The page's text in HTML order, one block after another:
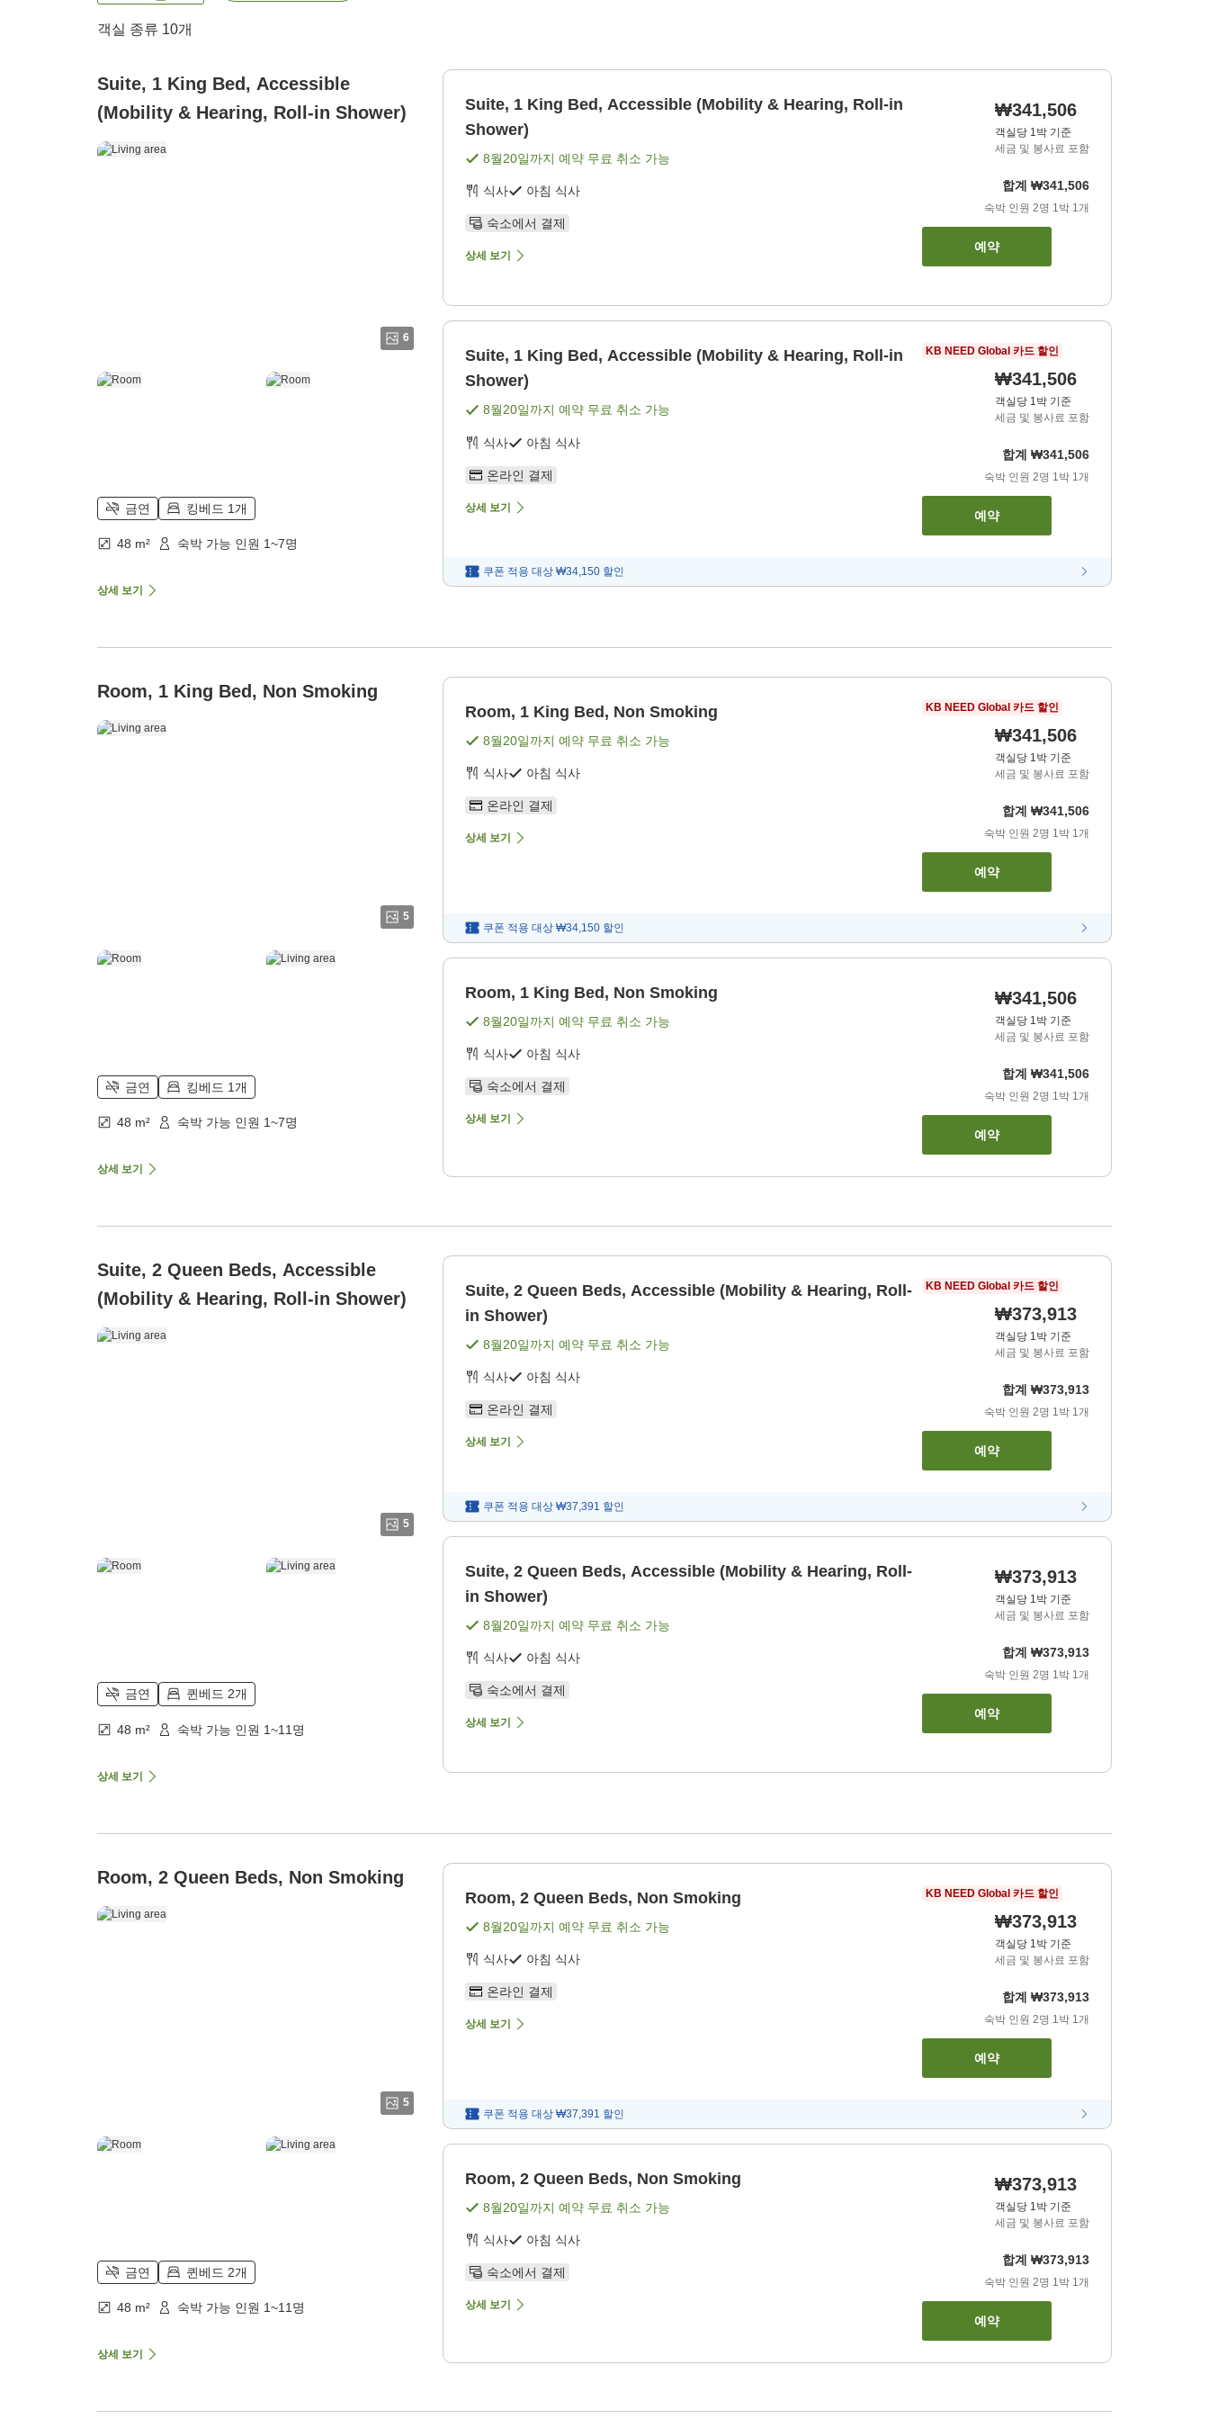
객실 종류 10개
Suite, 1 King Bed, Accessible
(Mobility & Hearing, Roll-in Shower)
6
금연 킹베드 1개
48 m² 숙박 가능 인원 1~7명
상세 보기
Suite, 1 King Bed, Accessible (Mobility & Hearing, Roll-in
Shower)
8월20일까지 예약 무료 취소 가능
식사 아침 식사
숙소에서 결제
상세 보기
₩341,506
객실당 1박 기준
세금 및 봉사료 포함
합계 ₩341,506
숙박 인원 2명 1박 1개
예약
Suite, 1 King Bed, Accessible (Mobility & Hearing, Roll-in
Shower)
8월20일까지 예약 무료 취소 가능
식사 아침 식사
온라인 결제
상세 보기
KB NEED Global 카드 할인
₩341,506
객실당 1박 기준
세금 및 봉사료 포함
합계 ₩341,506
숙박 인원 2명 1박 1개
예약
쿠폰 적용 대상 ₩34,150 할인
Room, 1 King Bed, Non Smoking
5
금연 킹베드 1개
48 m² 숙박 가능 인원 1~7명
상세 보기
Room, 1 King Bed, Non Smoking
8월20일까지 예약 무료 취소 가능
식사 아침 식사
온라인 결제
상세 보기
KB NEED Global 카드 할인
₩341,506
객실당 1박 기준
세금 및 봉사료 포함
합계 ₩341,506
숙박 인원 2명 1박 1개
예약
쿠폰 적용 대상 ₩34,150 할인
Room, 1 King Bed, Non Smoking
8월20일까지 예약 무료 취소 가능
식사 아침 식사
숙소에서 결제
상세 보기
₩341,506
객실당 1박 기준
세금 및 봉사료 포함
합계 ₩341,506
숙박 인원 2명 1박 1개
예약
Suite, 2 Queen Beds, Accessible
(Mobility & Hearing, Roll-in Shower)
5
금연 퀸베드 2개
48 m² 숙박 가능 인원 1~11명
상세 보기
Suite, 2 Queen Beds, Accessible (Mobility & Hearing, Roll-
in Shower)
8월20일까지 예약 무료 취소 가능
식사 아침 식사
온라인 결제
상세 보기
KB NEED Global 카드 할인
₩373,913
객실당 1박 기준
세금 및 봉사료 포함
합계 ₩373,913
숙박 인원 2명 1박 1개
예약
쿠폰 적용 대상 ₩37,391 할인
Suite, 2 Queen Beds, Accessible (Mobility & Hearing, Roll-
in Shower)
8월20일까지 예약 무료 취소 가능
식사 아침 식사
숙소에서 결제
상세 보기
₩373,913
객실당 1박 기준
세금 및 봉사료 포함
합계 ₩373,913
숙박 인원 2명 1박 1개
예약
Room, 2 Queen Beds, Non Smoking
5
금연 퀸베드 2개
48 m² 숙박 가능 인원 1~11명
상세 보기
Room, 2 Queen Beds, Non Smoking
8월20일까지 예약 무료 취소 가능
식사 아침 식사
온라인 결제
상세 보기
KB NEED Global 카드 할인
₩373,913
객실당 1박 기준
세금 및 봉사료 포함
합계 ₩373,913
숙박 인원 2명 1 박 1 개
예약
쿠폰 적용 대상 ₩37,391 할인
Room, 2 Queen Beds, Non Smoking
8월20일까지 예약 무료 취소 가능
식사 아침 식사
숙소에서 결제
상세 보기
₩373,913
객실당 1박 기준
세금 및 봉사료 포함
합계 ₩373,913
숙박 인원 2명 1 박 1 개
예약